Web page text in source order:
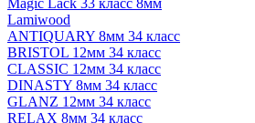
Magic Lack 33 класс 8мм
Lamiwood
ANTIQUARY 8мм 34 класс
BRISTOL 12мм 34 класс
CLASSIC 12мм 34 класс
DINASTY 8мм 34 класс
GLANZ 12мм 34 класс
RELAX 8мм 34 класс